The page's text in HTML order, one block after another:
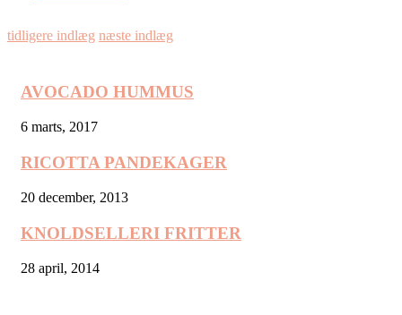
tidligere indlæg næste indlæg
AVOCADO HUMMUS
6 marts, 2017
RICOTTA PANDEKAGER
20 december, 2013
KNOLDSELLERI FRITTER
28 april, 2014